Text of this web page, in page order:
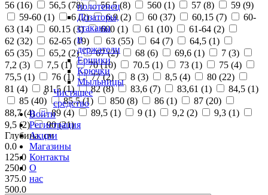
полотенец
Дозаторы,
стаканы
и
держатели
Ершики
Крючки
Мыльницы
Чистящее
средство
Войти
Регистрация
Акции
Магазины
Контакты
О
нас
56 (16) 56,5 (78) 56.5 (8) 560 (1) 57 (8) 59 (9)
59-60 (1) 6 (2) 6,9 (2) 60 (37) 60,15 (7)
60-
63 (14) 60.15 (3) 600 (1) 61 (10) 61-64 (2)
62 (32) 62-65 (19) 63 (55) 64 (7) 64,5 (1)
65 (35) 65,2 (2) 67 (2) 68 (6) 69,6 (1) 7 (3)
7,2 (3) 7,5 (1) 70 (10) 70.5 (1) 73 (1) 75 (4)
75,5 (1) 76 (1) 77 (2) 8 (3) 8,5 (4) 80 (22)
81 (4) 81,5 (1) 82 (8) 83,6 (7) 83,61 (1) 84,5 (1)
85 (40) 85,5 (1) 850 (8) 86 (1) 87 (20)
88,7 (4) 89 (4) 89,5 (1) 9 (1) 9,2 (2) 9,3 (1)
9,5 (2) 90 (21)
Глубина, см
0.0
125.0
250.0
375.0
500.0